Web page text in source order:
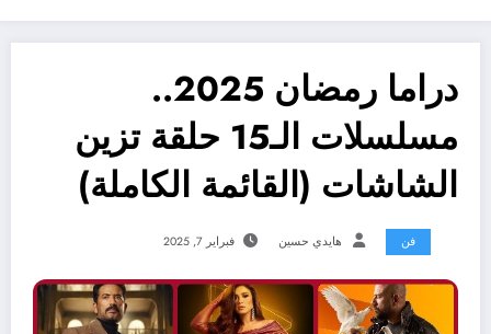
دراما رمضان 2025..
مسلسلات الـ15 حلقة تزين
الشاشات (القائمة الكاملة)
فن هايدي حسين فبراير 7, 2025